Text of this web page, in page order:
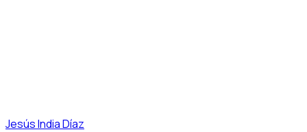
Jesús India Díaz